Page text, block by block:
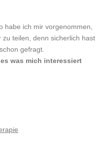
habe ich mir vorgenommen,
zu teilen, denn sicherlich hast
gefragt.
was mich interessiert